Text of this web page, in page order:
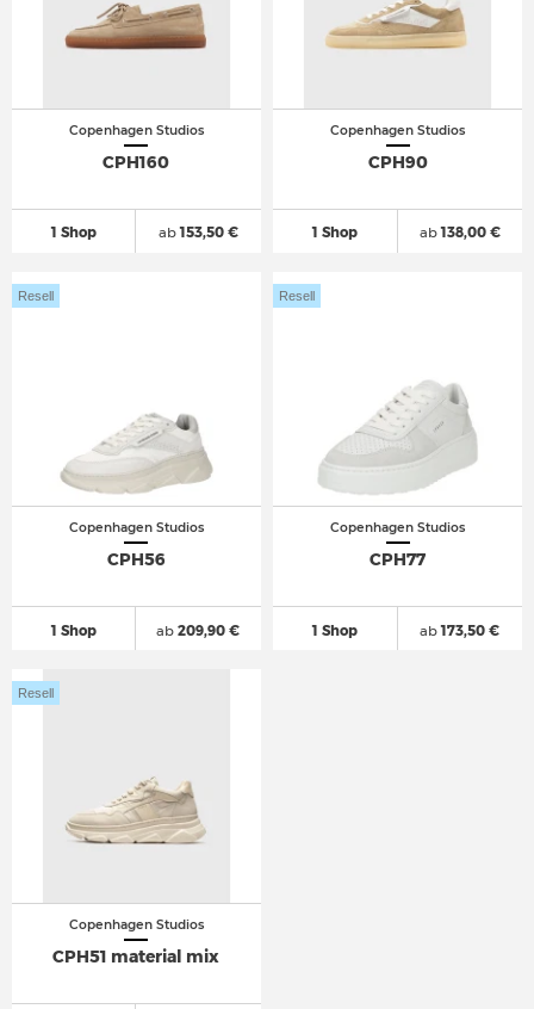
Copenhagen Studios
CPH160
1 Shop ab153,50 €
Copenhagen Studios
CPH90
1 Shop ab138,00 €
Copenhagen Studios
CPH56
1 Shop
Resell
ab 209,90 €
Copenhagen Studios
CPH77
1 Shop
Resell
ab173,50 €
Copenhagen Studios
CPH51 material mix
Resell